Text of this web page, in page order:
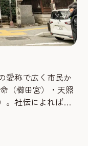
愛称で広く市民か
（櫛田宮）・天照
。社伝によれば天
勢松坂の櫛田神社
15年（1587年）
立寄進がなされ